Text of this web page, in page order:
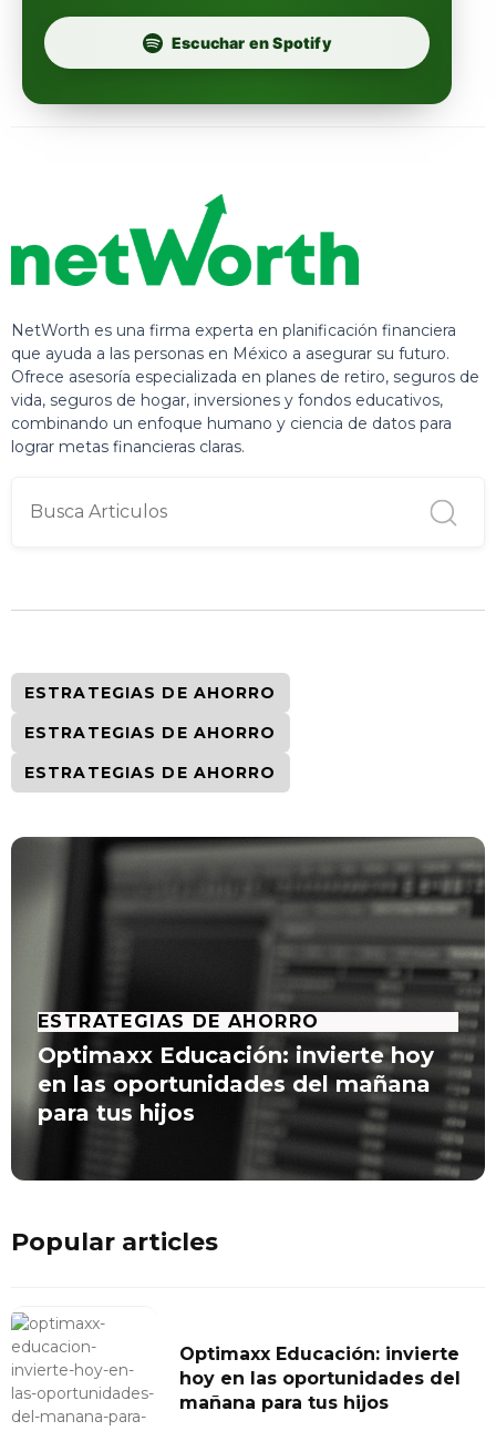
NetWorth es una firma experta en planificación financiera
que ayuda a las personas en México a asegurar su futuro.
Ofrece asesoría especializada en planes de retiro, seguros de
vida, seguros de hogar, inversiones y fondos educativos,
combinando un enfoque humano y ciencia de datos para
lograr metas financieras claras.
ESTRATEGIAS DE AHORRO
ESTRATEGIAS DE AHORRO
ESTRATEGIAS DE AHORRO
ESTRATEGIAS DE AHORRO
Optimaxx Educación: invierte hoy
en las oportunidades del mañana
para tus hijos
Popular articles
Optimaxx Educación: invierte
hoy en las oportunidades del
mañana para tus hijos
Escuchar en Spotify